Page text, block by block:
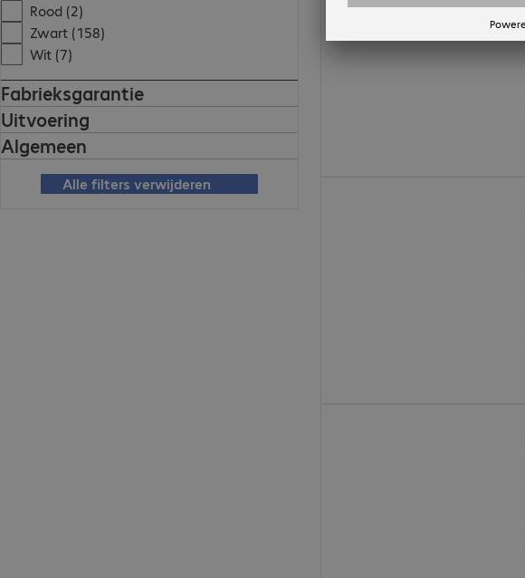
Rood (2)
Zwart (158)
Wit (7)
Fabrieksgarantie
Uitvoering
Algemeen
Alle filters verwijderen